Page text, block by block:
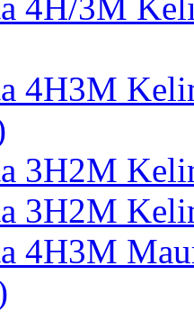
4H/3M
4H3M
3H2M
3H2M
4H3M